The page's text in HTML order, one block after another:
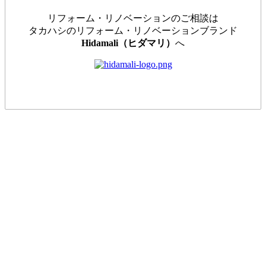
リフォーム・リノベーションのご相談は
タカハシのリフォーム・リノベーションブランド
Hidamali（ヒダマリ） へ